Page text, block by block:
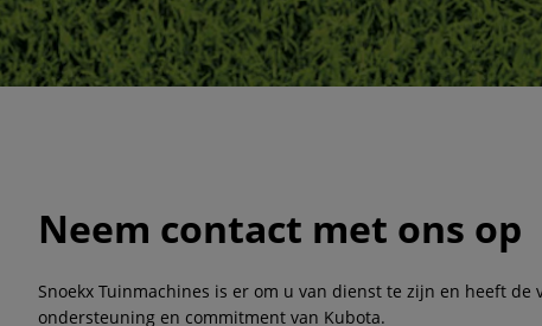
Neem contact met ons op
Snoekx Tuinmachines is er om u van dienst te zijn en heeft de
ondersteuning en commitment van Kubota.